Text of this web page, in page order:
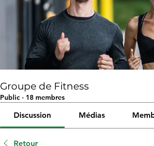
Groupe de Fitness
Public · 18 membres
Discussion Médias
Retour